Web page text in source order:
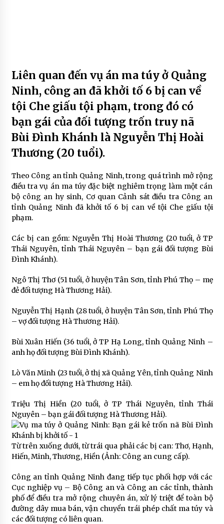
Liên quan đến vụ án ma túy ở Quảng
Ninh, công an đã khởi tố 6 bị can về
tội Che giấu tội phạm, trong đó có
bạn gái của đối tượng trốn truy nã
Bùi Đình Khánh là Nguyễn Thị Hoài
Thương (20 tuổi).
Theo Công an tỉnh Quảng Ninh, trong quá trình mở rộng
điều tra vụ án ma túy đặc biệt nghiêm trọng làm một cán
bộ công an hy sinh, Cơ quan Cảnh sát điều tra Công an
tỉnh Quảng Ninh đã khởi tố 6 bị can về tội Che giấu tội
phạm.
Các bị can gồm: Nguyễn Thị Hoài Thương (20 tuổi, ở TP
Thái Nguyên, tỉnh Thái Nguyên – bạn gái đối tượng Bùi
Đình Khánh).
Ngô Thị Thơ (51 tuổi, ở huyện Tân Sơn, tỉnh Phú Thọ – mẹ
đẻ đối tượng Hà Thương Hải).
Nguyễn Thị Hạnh (28 tuổi, ở huyện Tân Sơn, tỉnh Phú Thọ
– vợ đối tượng Hà Thương Hải).
Bùi Xuân Hiến (36 tuổi, ở TP Hạ Long, tỉnh Quảng Ninh –
anh họ đối tượng Bùi Đình Khánh).
Lò Văn Minh (23 tuổi, ở thị xã Quảng Yên, tỉnh Quảng Ninh
– em họ đối tượng Hà Thương Hải).
Triệu Thị Hiền (20 tuổi, ở TP Thái Nguyên, tỉnh Thái
Nguyên – bạn gái đối tượng Hà Thương Hải).
Từ trên xuống dưới, từ trái qua phải các bị can: Thơ, Hạnh,
Hiến, Minh, Thương, Hiền (Ảnh: Công an cung cấp).
Công an tỉnh Quảng Ninh đang tiếp tục phối hợp với các
Cục nghiệp vụ – Bộ Công an và Công an các tỉnh, thành
phố để điều tra mở rộng chuyên án, xử lý triệt để toàn bộ
đường dây mua bán, vận chuyển trái phép chất ma túy và
các đối tượng có liên quan.